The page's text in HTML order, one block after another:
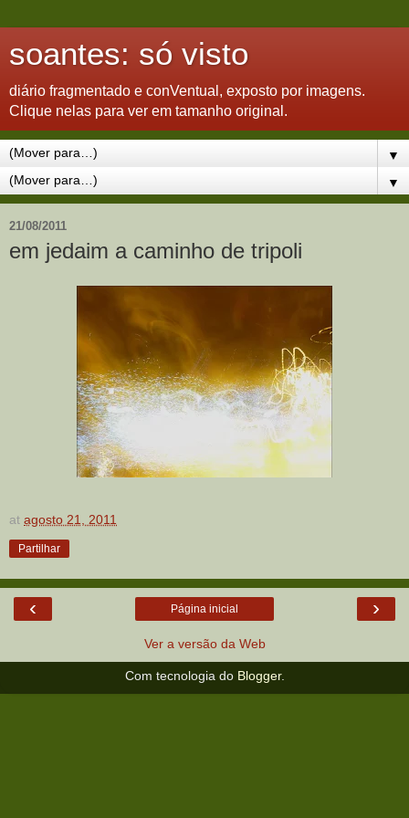
soantes: só visto
diário fragmentado e conVentual, exposto por imagens.
Clique nelas para ver em tamanho original.
▼
▼
21/08/2011
em jedaim a caminho de tripoli
at agosto 21, 2011
Partilhar
‹ ›
Página inicial
Ver a versão da Web
Com tecnologia do Blogger.